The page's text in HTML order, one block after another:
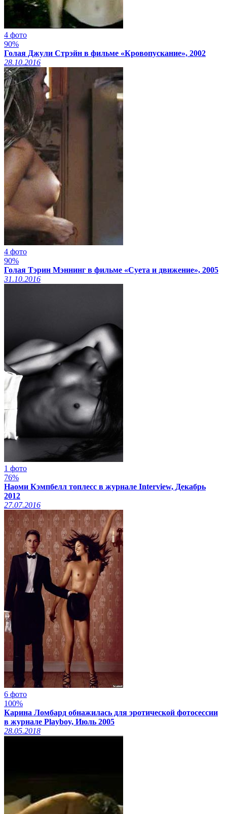
4 фото
90%
Голая Джули Стрэйн в фильме «Кровопускание», 2002
28.10.2016
4 фото
90%
Голая Тэрин Мэннинг в фильме «Суета и движение», 2005
31.10.2016
1 фото
76%
Наоми Кэмпбелл топлесс в журнале Interview, Декабрь
2012
27.07.2016
6 фото
100%
Карина Ломбард обнажилась для эротической фотосессии
в журнале Playboy, Июль 2005
28.05.2018